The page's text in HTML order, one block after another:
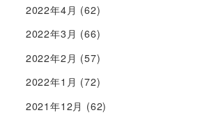
2022年4月 (62)
2022年3月 (66)
2022年2月 (57)
2022年1月 (72)
2021年12月 (62)